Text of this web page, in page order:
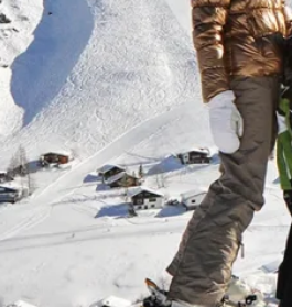
Malbun nur über ein
geeignet.